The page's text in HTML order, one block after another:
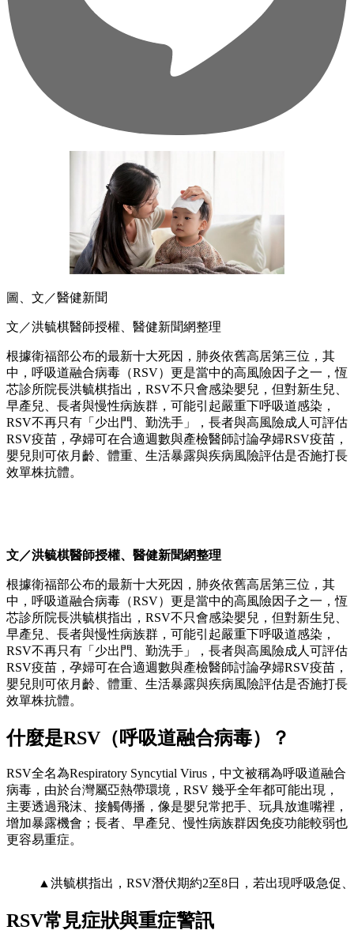
圖、文／醫健新聞
文／洪毓棋醫師授權、醫健新聞網整理
根據衛福部公布的最新十大死因，肺炎依舊高居第三位，其
中，呼吸道融合病毒（RSV）更是當中的高風險因子之一，恆
芯診所院長洪毓棋指出，RSV不只會感染嬰兒，但對新生兒、
早產兒、長者與慢性病族群，可能引起嚴重下呼吸道感染，
RSV不再只有「少出門、勤洗手」，長者與高風險成人可評估
RSV疫苗，孕婦可在合適週數與產檢醫師討論孕婦RSV疫苗，
嬰兒則可依月齡、體重、生活暴露與疾病風險評估是否施打長
效單株抗體。
文／洪毓棋醫師授權、醫健新聞網整理
根據衛福部公布的最新十大死因，肺炎依舊高居第三位，其
中，呼吸道融合病毒（RSV）更是當中的高風險因子之一，恆
芯診所院長洪毓棋指出，RSV不只會感染嬰兒，但對新生兒、
早產兒、長者與慢性病族群，可能引起嚴重下呼吸道感染，
RSV不再只有「少出門、勤洗手」，長者與高風險成人可評估
RSV疫苗，孕婦可在合適週數與產檢醫師討論孕婦RSV疫苗，
嬰兒則可依月齡、體重、生活暴露與疾病風險評估是否施打長
效單株抗體。
什麼是RSV （呼吸道融合病毒）？
RSV全名為Respiratory Syncytial Virus，中文被稱為呼吸道融合
病毒，由於台灣屬亞熱帶環境，RSV 幾乎全年都可能出現，
主要透過飛沫、接觸傳播，像是嬰兒常把手、玩具放進嘴裡，
增加暴露機會；長者、早產兒、慢性病族群因免疫功能較弱也
更容易重症。
▲洪毓棋指出，RSV潛伏期約2至8日，若出現呼吸急促
RSV常見症狀與重症警訊